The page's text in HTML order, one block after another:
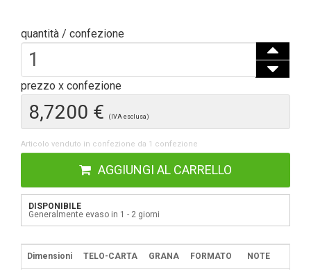
quantità / confezione
prezzo x confezione
8,7200 € (IVA esclusa)
Articolo venduto in confezione da 1 confezione
AGGIUNGI AL CARRELLO
DISPONIBILE
Generalmente evaso in 1 - 2 giorni
Dimensioni TELO-CARTA GRANA FORMATO NOTE